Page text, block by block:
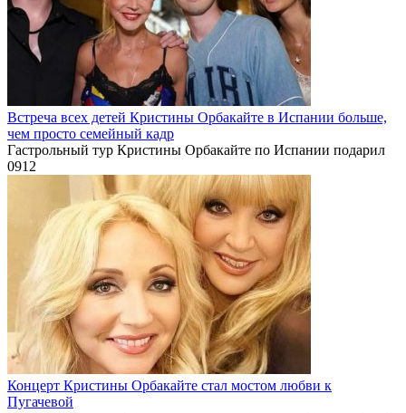
Встреча всех детей Кристины Орбакайте в Испании больше,
чем просто семейный кадр
Гастрольный тур Кристины Орбакайте по Испании подарил
0912
Концерт Кристины Орбакайте стал мостом любви к
Пугачевой